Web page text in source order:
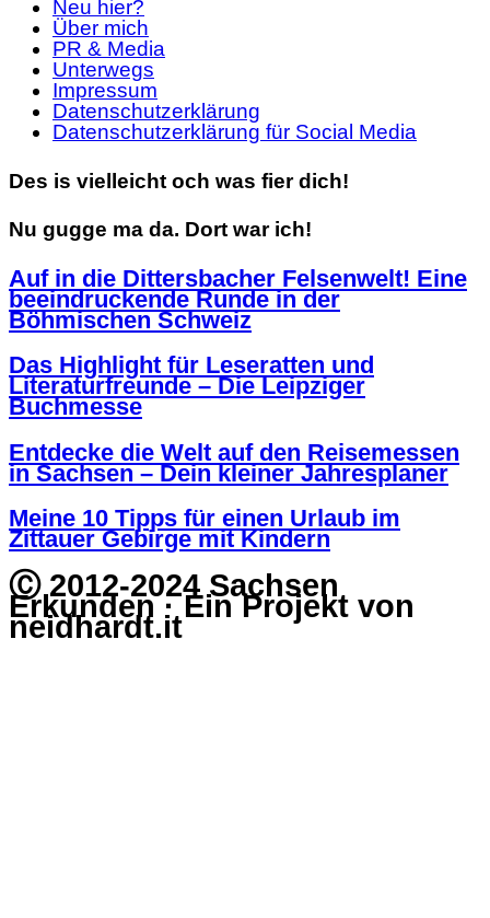
Neu hier?
Über mich
PR & Media
Unterwegs
Impressum
Datenschutzerklärung
Datenschutzerklärung für Social Media
Des is vielleicht och was fier dich!
Nu gugge ma da. Dort war ich!
Auf in die Dittersbacher Felsenwelt! Eine
beeindruckende Runde in der
Böhmischen Schweiz
Das Highlight für Leseratten und
Literaturfreunde – Die Leipziger
Buchmesse
Entdecke die Welt auf den Reisemessen
in Sachsen – Dein kleiner Jahresplaner
Meine 10 Tipps für einen Urlaub im
Zittauer Gebirge mit Kindern
Ⓒ 2012-2024 Sachsen
Erkunden · Ein Projekt von
neidhardt.it